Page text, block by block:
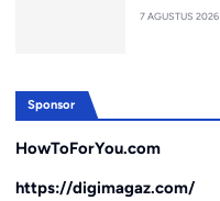
7 AGUSTUS 2026
Sponsor
HowToForYou.com
https://digimagaz.com/